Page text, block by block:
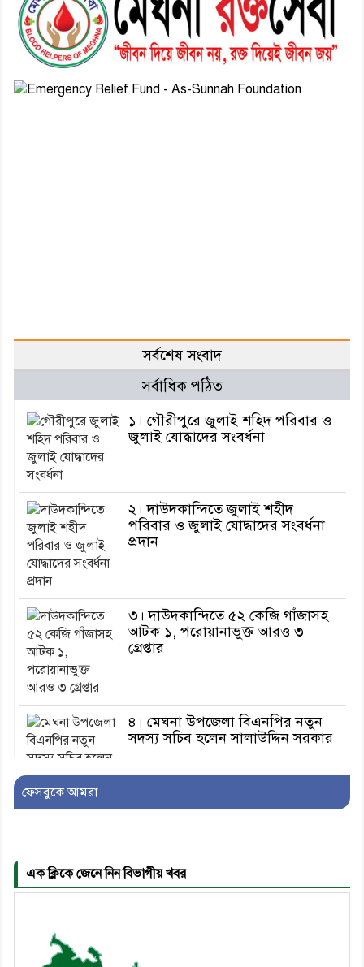
সর্বশেষ সংবাদ
সর্বাধিক পঠিত
১। গৌরীপুরে জুলাই শহিদ পরিবার ও
জুলাই যোদ্ধাদের সংবর্ধনা
২। দাউদকান্দিতে জুলাই শহীদ
পরিবার ও জুলাই যোদ্ধাদের সংবর্ধনা
প্রদান
৩। দাউদকান্দিতে ৫২ কেজি গাঁজাসহ
আটক ১, পরোয়ানাভুক্ত আরও ৩
গ্রেপ্তার
৪। মেঘনা উপজেলা বিএনপির নতুন
সদস্য সচিব হলেন সালাউদ্দিন সরকার
৫। জেলা পুলিশ সুপার থেকে সম্মাননা
ফেসবুকে আমরা
এক ক্লিকে জেনে নিন বিভাগীয় খবর